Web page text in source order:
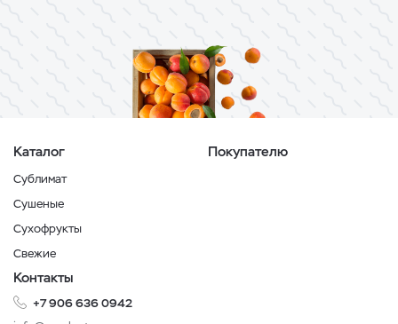
Каталог
Сублимат
Сушеные
Сухофрукты
Свежие
Покупателю
Контакты
+7 906 636 0942